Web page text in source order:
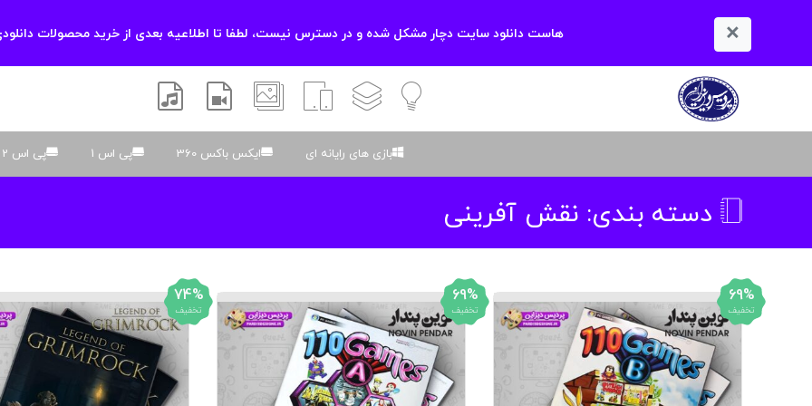
× هاست دانلود سایت دچار مشکل شده و در دسترس نیست، لطفا تا اطلاعیه بعدی از خرید محصولات
آموزشیلایه باز اسکریپت والپیپر افتر افکتسموسیقی و صدا
بازی های رایانه ای ایکس باکس 360 پی اس 1 پی اس 2
دسته بندی: نقش آفرینی
69%
تخفیف
69%
تخفیف
74%
تخفیف